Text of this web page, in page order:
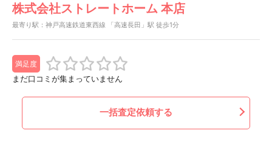
株式会社ストレートホーム 本店
最寄り駅：神戸高速鉄道東西線 「高速長田」駅 徒歩1分
満足度
まだ口コミが集まっていません
一括査定依頼する